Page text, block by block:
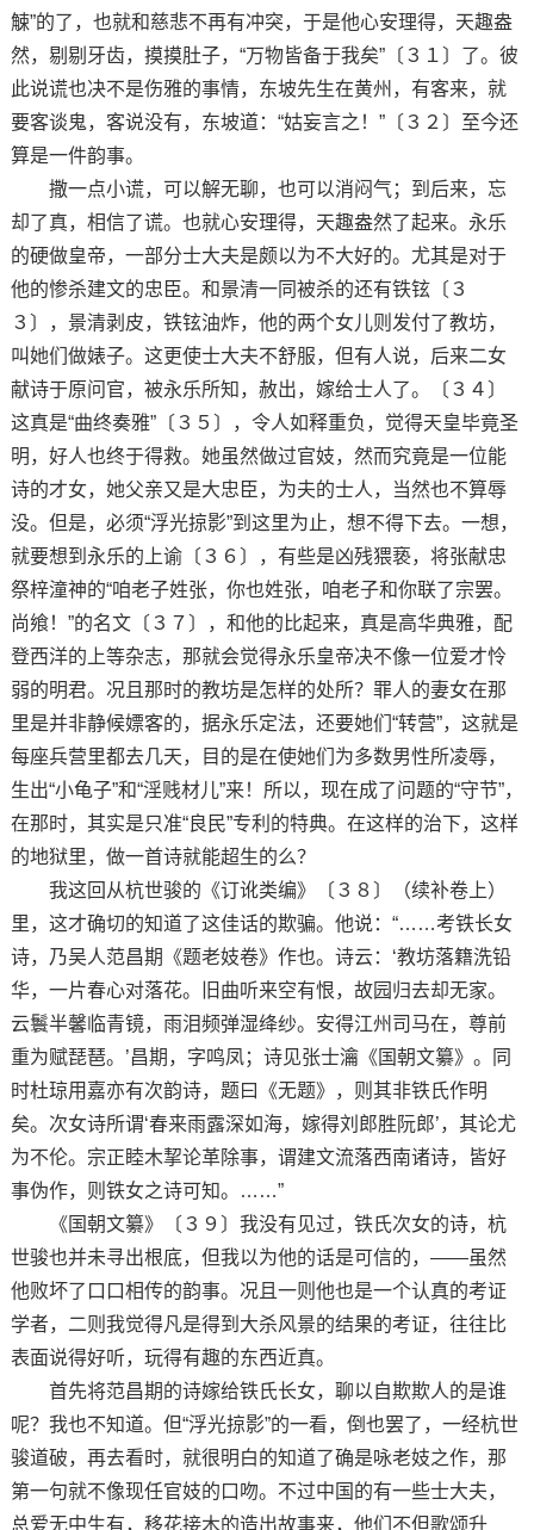
觫”的了，也就和慈悲不再有冲突，于是他心安理得，天趣盎
然，剔剔牙齿，摸摸肚子，“万物皆备于我矣”〔３１〕了。彼
此说谎也决不是伤雅的事情，东坡先生在黄州，有客来，就
要客谈鬼，客说没有，东坡道：“姑妄言之！”〔３２〕至今还
算是一件韵事。
撒一点小谎，可以解无聊，也可以消闷气；到后来，忘
却了真，相信了谎。也就心安理得，天趣盎然了起来。永乐
的硬做皇帝，一部分士大夫是颇以为不大好的。尤其是对于
他的惨杀建文的忠臣。和景清一同被杀的还有铁铉〔３
３〕，景清剥皮，铁铉油炸，他的两个女儿则发付了教坊，
叫她们做婊子。这更使士大夫不舒服，但有人说，后来二女
献诗于原问官，被永乐所知，赦出，嫁给士人了。〔３４〕
这真是“曲终奏雅”〔３５〕，令人如释重负，觉得天皇毕竟圣
明，好人也终于得救。她虽然做过官妓，然而究竟是一位能
诗的才女，她父亲又是大忠臣，为夫的士人，当然也不算辱
没。但是，必须“浮光掠影”到这里为止，想不得下去。一想，
就要想到永乐的上谕〔３６〕，有些是凶残猥亵，将张献忠
祭梓潼神的“咱老子姓张，你也姓张，咱老子和你联了宗罢。
尚飨！”的名文〔３７〕，和他的比起来，真是高华典雅，配
登西洋的上等杂志，那就会觉得永乐皇帝决不像一位爱才怜
弱的明君。况且那时的教坊是怎样的处所？罪人的妻女在那
里是并非静候嫖客的，据永乐定法，还要她们“转营”，这就是
每座兵营里都去几天，目的是在使她们为多数男性所凌辱，
生出“小龟子”和“淫贱材儿”来！所以，现在成了问题的“守节”，
在那时，其实是只准“良民”专利的特典。在这样的治下，这样
的地狱里，做一首诗就能超生的么？
我这回从杭世骏的《订讹类编》〔３８〕（续补卷上）
里，这才确切的知道了这佳话的欺骗。他说：“……考铁长女
诗，乃吴人范昌期《题老妓卷》作也。诗云：‘教坊落籍洗铅
华，一片春心对落花。旧曲听来空有恨，故园归去却无家。
云鬟半馨临青镜，雨泪频弹湿绛纱。安得江州司马在，尊前
重为赋琵琶。’昌期，字鸣凤；诗见张士瀹《国朝文纂》。同
时杜琼用嘉亦有次韵诗，题曰《无题》，则其非铁氏作明
矣。次女诗所谓‘春来雨露深如海，嫁得刘郎胜阮郎’，其论尤
为不伦。宗正睦木挈论革除事，谓建文流落西南诸诗，皆好
事伪作，则铁女之诗可知。……”
《国朝文纂》〔３９〕我没有见过，铁氏次女的诗，杭
世骏也并未寻出根底，但我以为他的话是可信的，——虽然
他败坏了口口相传的韵事。况且一则他也是一个认真的考证
学者，二则我觉得凡是得到大杀风景的结果的考证，往往比
表面说得好听，玩得有趣的东西近真。
首先将范昌期的诗嫁给铁氏长女，聊以自欺欺人的是谁
呢？我也不知道。但“浮光掠影”的一看，倒也罢了，一经杭世
骏道破，再去看时，就很明白的知道了确是咏老妓之作，那
第一句就不像现任官妓的口吻。不过中国的有一些士大夫，
总爱无中生有，移花接木的造出故事来，他们不但歌颂升